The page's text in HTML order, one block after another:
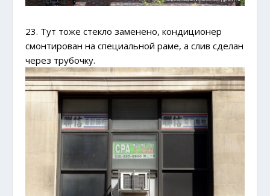
23. Тут тоже стекло заменено, кондиционер
смонтирован на специальной раме, а слив сделан
через трубочку.